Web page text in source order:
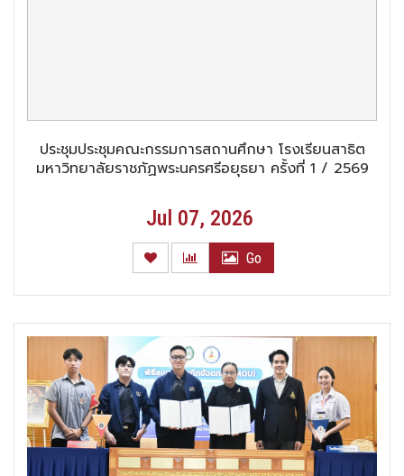
ประชุมประชุมคณะกรรมการสถานศึกษา โรงเรียนสาธิต
มหาวิทยาลัยราชภัฏพระนครศรีอยุธยา ครั้งที่ 1 / 2569
Jul 07, 2026
Go